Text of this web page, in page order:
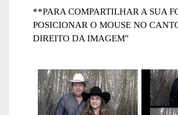
**PARA COMPARTILHAR A SUA
POSICIONAR O MOUSE NO
DIREITO DA IMAGEM"